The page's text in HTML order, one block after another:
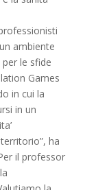
ambiente
le sfide
Games
in cui la
in un
ha
il professor